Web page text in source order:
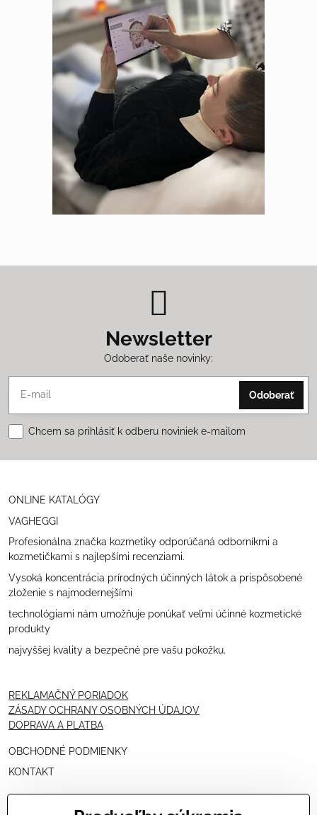
Newsletter
Odoberať naše novinky:
Odoberať
Chcem sa prihlásiť k odberu noviniek e-mailom
ONLINE KATALÓGY
VAGHEGGI
Profesionálna značka kozmetiky odporúčaná odborníkmi a
kozmetičkami s najlepšími recenziami.
Vysoká koncentrácia prírodných účinných látok a prispôsobené
zloženie s najmodernejšími
technológiami nám umožňuje ponúkať veľmi účinné kozmetické
produkty
najvyššej kvality a bezpečné pre vašu pokožku.
REKLAMAČNÝ PORIADOK
ZÁSADY OCHRANY OSOBNÝCH ÚDAJOV
DOPRAVA A PLATBA
OBCHODNÉ PODMIENKY
KONTAKT
PRE KOZMETIČKY